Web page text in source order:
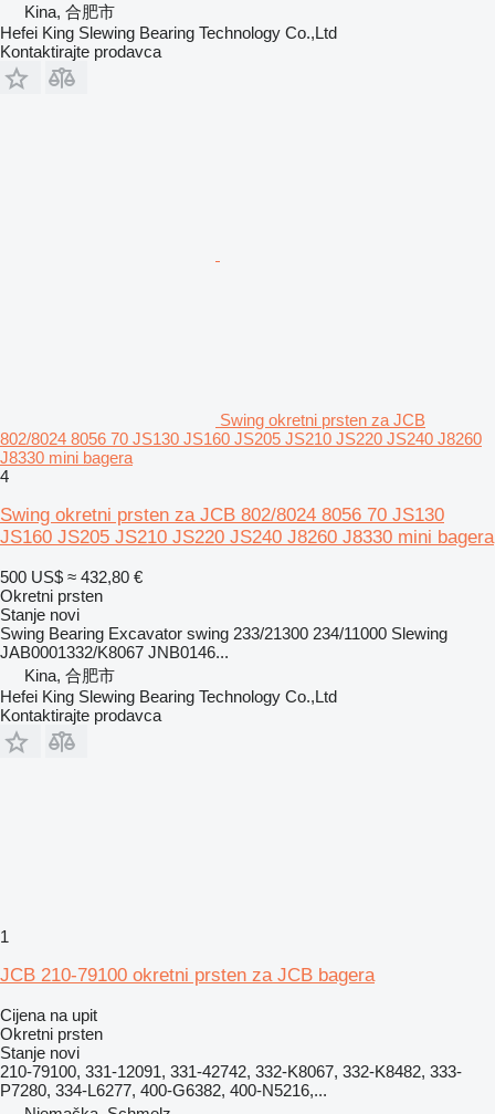
Kina, 合肥市
Hefei King Slewing Bearing Technology Co.,Ltd
Kontaktirajte prodavca
Swing okretni prsten za JCB
802/8024 8056 70 JS130 JS160 JS205 JS210 JS220 JS240 J8260
J8330 mini bagera
4
Swing okretni prsten za JCB 802/8024 8056 70 JS130
JS160 JS205 JS210 JS220 JS240 J8260 J8330 mini bagera
500 US$ ≈ 432,80 €
Okretni prsten
Stanje novi
Swing Bearing Excavator swing 233/21300 234/11000 Slewing
JAB0001332/K8067 JNB0146...
Kina, 合肥市
Hefei King Slewing Bearing Technology Co.,Ltd
Kontaktirajte prodavca
1
JCB 210-79100 okretni prsten za JCB bagera
Cijena na upit
Okretni prsten
Stanje novi
210-79100, 331-12091, 331-42742, 332-K8067, 332-K8482, 333-
P7280, 334-L6277, 400-G6382, 400-N5216,...